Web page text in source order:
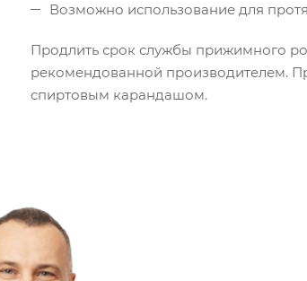
Возможно использование для
Продлить срок службы прижимного
рекомендованной производителем.
спиртовым карандашом.